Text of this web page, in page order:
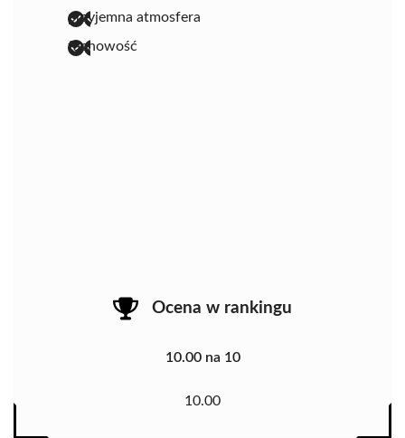
przyjemna atmosfera
fachowość
Ocena w rankingu
10.00 na 10
10.00